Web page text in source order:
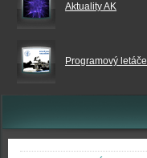
Aktuality AK
Programový